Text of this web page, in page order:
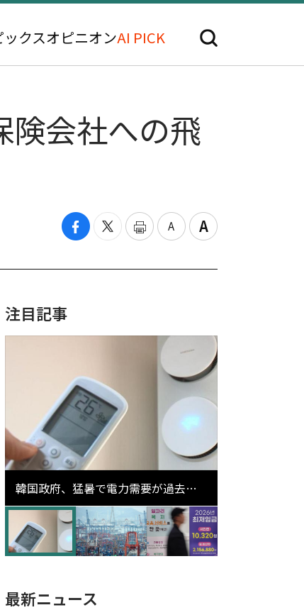
ックスオピニオンAI PICK
会社への飛
注目記事
韓国政府、猛暑で電力需要が過去最
高更新の可能性に需給対応体制を点
検
最新ニュース